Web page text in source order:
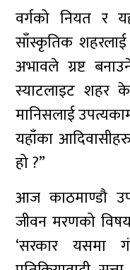
वर्गको नियत र
साँस्कृतिक शहरलाई
अभावले ग्रष्ट
स्याटलाइट शहर
मानिसलाई
यहाँका
हो ?”
आज काठमाण्डौ
जीवन मरणको
‘सरकार